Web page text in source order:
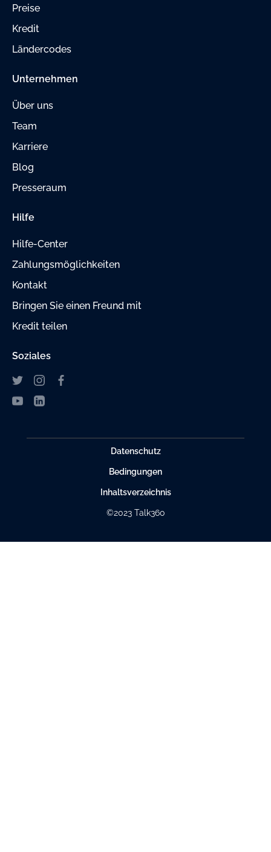
Preise
Kredit
Ländercodes
Unternehmen
Über uns
Team
Karriere
Blog
Presseraum
Hilfe
Hilfe-Center
Zahlungsmöglichkeiten
Kontakt
Bringen Sie einen Freund mit
Kredit teilen
Soziales
Datenschutz
Bedingungen
Inhaltsverzeichnis
©2023 Talk360